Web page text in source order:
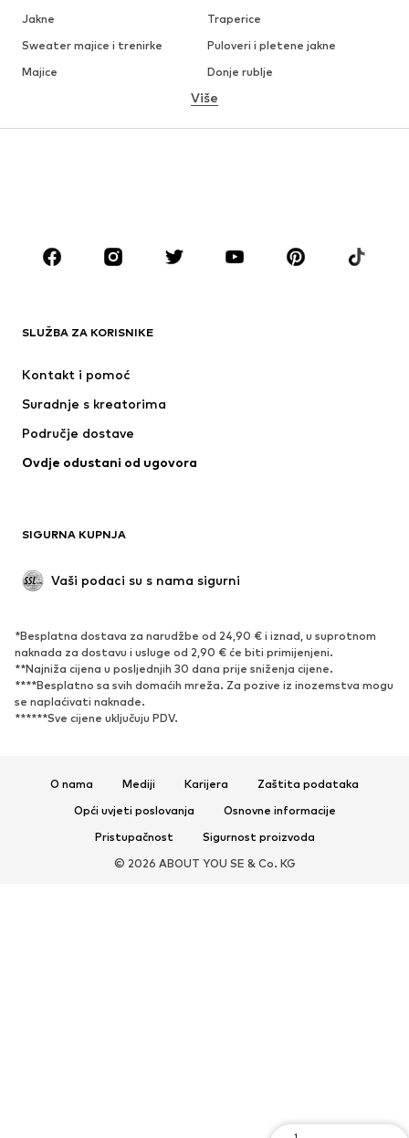
1
Jakne
Traperice
Sweater majice i trenirke
Puloveri i pletene jakne
Majice
Donje rublje
Košulje
Kaputi
Odijela i sakoi
ODJEĆA
Jakne
Odijela i sakoi
Kupaći kostimi
Posebne prigode
OBUĆA
Novo
Otvorena obuća
Ekskluzivno
SPORT
Sportska odjeća
Šilterice i kape
Torbe i ruksaci
Više
SLUŽBA ZA KORISNIKE
Kontakt i pomoć
Suradnje s kreatorima
Područje dostave
Ovdje odustani od ugovora
SIGURNA KUPNJA
Vaši podaci su s nama sigurni
*Besplatna dostava za narudžbe od 24,90 € i iznad, u suprotnom
naknada za dostavu i usluge od 2,90 € će biti primijenjeni.
**Najniža cijena u posljednjih 30 dana prije sniženja cijene.
****Besplatno sa svih domaćih mreža. Za pozive iz inozemstva mogu
se naplaćivati ​​naknade.
******Sve cijene uključuju PDV.
O nama Mediji Karijera
Zaštita podataka
Opći uvjeti poslovanja
Osnovne informacije
Pristupačnost
Sigurnost proizvoda
© 2026 ABOUT YOU SE & Co. KG